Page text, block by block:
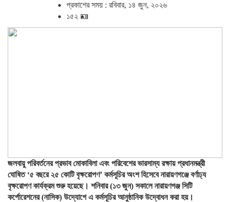
প্রকাশের সময় : রবিবার, ১৪ জুন, ২০২৬
১৫২ 🪪
জলবায়ু পরিবর্তনের প্রভাব মোকাবিলা এবং পরিবেশের ভারসাম্য রক্ষায় প্রধানমন্ত্রী
ঘোষিত ‘৫ বছরে ২৫ কোটি বৃক্ষরোপণ’ কর্মসূচির অংশ হিসেবে নারায়ণগঞ্জে বর্ণাঢ্য
বৃক্ষরোপণ কার্যক্রম শুরু হয়েছে। শনিবার (১৩ জুন) সকালে নারায়ণগঞ্জ সিটি
কর্পোরেশনের (নাসিক) উদ্যোগে এ কর্মসূচির আনুষ্ঠানিক উদ্বোধন করা হয়।